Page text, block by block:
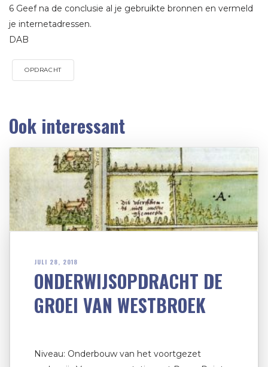
6 Geef na de conclusie al je gebruikte bronnen en vermeld
je internetadressen.
DAB
OPDRACHT
Ook interessant
JULI 28, 2018
ONDERWIJSOPDRACHT DE
GROEI VAN WESTBROEK
Niveau: Onderbouw van het voortgezet